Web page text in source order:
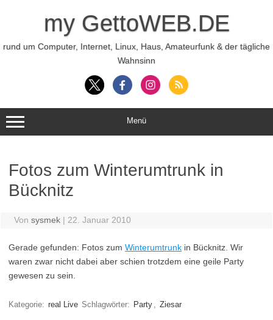
my GettoWEB.DE
rund um Computer, Internet, Linux, Haus, Amateurfunk & der tägliche
Wahnsinn
Menü
Fotos zum Winterumtrunk in
Bücknitz
Von sysmek | 22. Januar 2010
Gerade gefunden: Fotos zum Winterumtrunk in Bücknitz. Wir
waren zwar nicht dabei aber schien trotzdem eine geile Party
gewesen zu sein.
Kategorie: real Live Schlagwörter: Party , Ziesar